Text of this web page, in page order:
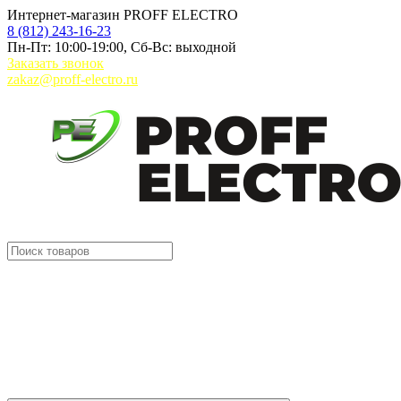
Интернет-магазин PROFF ELECTRO
8 (812) 243-16-23
Пн-Пт: 10:00-19:00, Сб-Вс: выходной
Заказать звонок
zakaz@proff-electro.ru